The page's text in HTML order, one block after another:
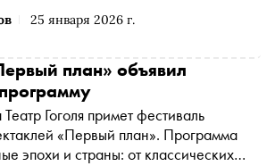
25 января 2026 г.нищеты в «Латинском
Гарвардского университета
план» объявил
Гоголя примет фестиваль
«Первый план». Программа
эпохи и страны: от классических